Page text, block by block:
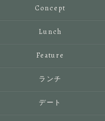
Concept
Lunch
Feature
ランチ
デート